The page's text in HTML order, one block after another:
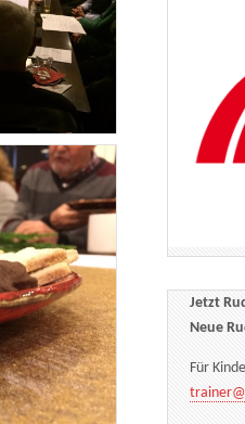
Jetzt
Neue
Für